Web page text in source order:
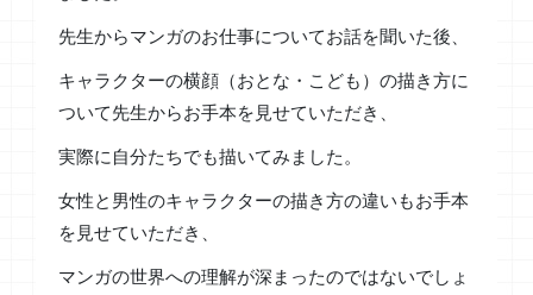
先生からマンガのお仕事についてお話を聞いた後、
キャラクターの横顔（おとな・こども）の描き方に
ついて先生からお手本を見せていただき、
実際に自分たちでも描いてみました。
女性と男性のキャラクターの描き方の違いもお手本
を見せていただき、
マンガの世界への理解が深まったのではないでしょ